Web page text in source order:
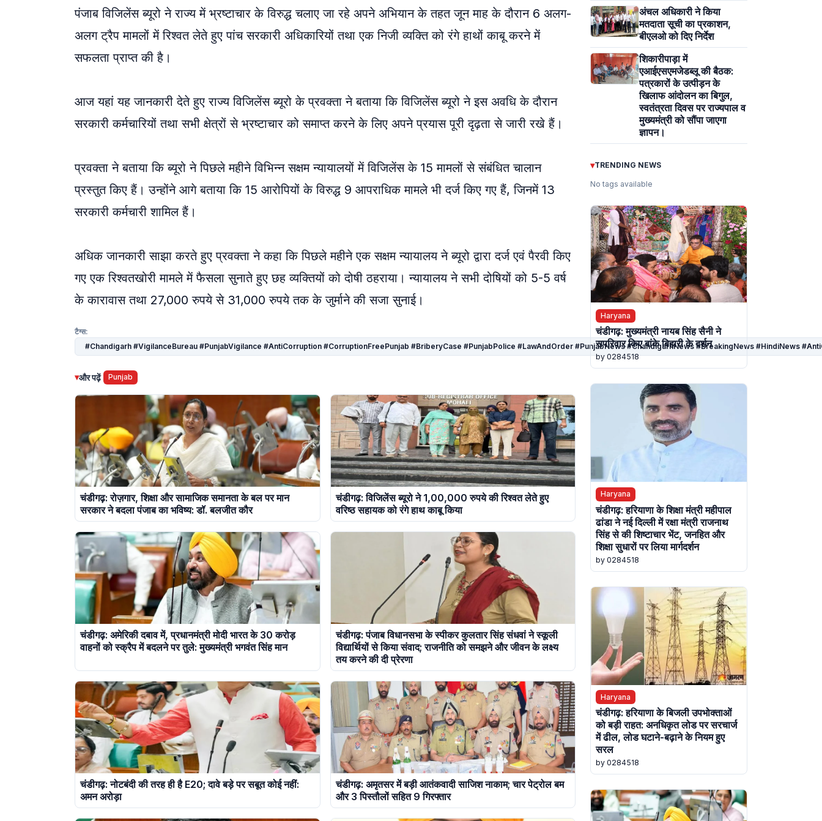
पंजाब विजिलेंस ब्यूरो ने राज्य में भ्रष्टाचार के विरुद्ध चलाए जा रहे अपने अभियान के तहत जून माह के दौरान 6 अलग-
अलग ट्रैप मामलों में रिश्वत लेते हुए पांच सरकारी अधिकारियों तथा एक निजी व्यक्ति को रंगे हाथों काबू करने में
सफलता प्राप्त की है।
आज यहां यह जानकारी देते हुए राज्य विजिलेंस ब्यूरो के प्रवक्ता ने बताया कि विजिलेंस ब्यूरो ने इस अवधि के दौरान
सरकारी कर्मचारियों तथा सभी क्षेत्रों से भ्रष्टाचार को समाप्त करने के लिए अपने प्रयास पूरी दृढ़ता से जारी रखे हैं।
प्रवक्ता ने बताया कि ब्यूरो ने पिछले महीने विभिन्न सक्षम न्यायालयों में विजिलेंस के 15 मामलों से संबंधित चालान
प्रस्तुत किए हैं। उन्होंने आगे बताया कि 15 आरोपियों के विरुद्ध 9 आपराधिक मामले भी दर्ज किए गए हैं, जिनमें 13
सरकारी कर्मचारी शामिल हैं।
अधिक जानकारी साझा करते हुए प्रवक्ता ने कहा कि पिछले महीने एक सक्षम न्यायालय ने ब्यूरो द्वारा दर्ज एवं पैरवी किए
गए एक रिश्वतखोरी मामले में फैसला सुनाते हुए छह व्यक्तियों को दोषी ठहराया। न्यायालय ने सभी दोषियों को 5-5 वर्ष
के कारावास तथा 27,000 रुपये से 31,000 रुपये तक के जुर्माने की सजा सुनाई।
टैग्स:
#Chandigarh #VigilanceBureau #PunjabVigilance #AntiCorruption #CorruptionFreePunjab #BriberyCase #PunjabPolice #LawAndOrder #PunjabNews #ChandigarhNews #BreakingNews #HindiNews
▾और पढ़ें Punjab
चंडीगढ़: रोज़गार, शिक्षा और सामाजिक समानता के बल पर मान
सरकार ने बदला पंजाब का भविष्य: डॉ. बलजीत कौर
चंडीगढ़: विजिलेंस ब्यूरो ने 1,00,000 रुपये की रिश्वत लेते हुए
वरिष्ठ सहायक को रंगे हाथ काबू किया
चंडीगढ़: अमेरिकी दबाव में, प्रधानमंत्री मोदी भारत के 30 करोड़
वाहनों को स्क्रैप में बदलने पर तुले: मुख्यमंत्री भगवंत सिंह मान
चंडीगढ़: पंजाब विधानसभा के स्पीकर कुलतार सिंह संधवां ने स्कूली
विद्यार्थियों से किया संवाद; राजनीति को समझने और जीवन के लक्ष्य
तय करने की दी प्रेरणा
चंडीगढ़: नोटबंदी की तरह ही है E20; दावे बड़े पर सबूत कोई नहीं:
अमन अरोड़ा
चंडीगढ़: अमृतसर में बड़ी आतंकवादी साजिश नाकाम; चार पेट्रोल बम
और 3 पिस्तौलों सहित 9 गिरफ्तार
अंचल अधिकारी ने किया
मतदाता सूची का प्रकाशन,
बीएलओ को दिए निर्देश
शिकारीपाड़ा में
एआईएसएमजेडब्लू की बैठक:
पत्रकारों के उत्पीड़न के
खिलाफ आंदोलन का बिगुल,
स्वतंत्रता दिवस पर राज्यपाल व
मुख्यमंत्री को सौंपा जाएगा
ज्ञापन।
▾TRENDING NEWS
No tags available
Haryana
चंडीगढ़: मुख्यमंत्री नायब सिंह सैनी ने
सपरिवार किए बांके बिहारी के दर्शन
by 0284518
Haryana
चंडीगढ़: हरियाणा के शिक्षा मंत्री महीपाल
ढांडा ने नई दिल्ली में रक्षा मंत्री राजनाथ
सिंह से की शिष्टाचार भेंट, जनहित और
शिक्षा सुधारों पर लिया मार्गदर्शन
by 0284518
Haryana
चंडीगढ़: हरियाणा के बिजली उपभोक्ताओं
को बड़ी राहत: अनधिकृत लोड पर सरचार्ज
में ढील, लोड घटाने-बढ़ाने के नियम हुए
सरल
by 0284518